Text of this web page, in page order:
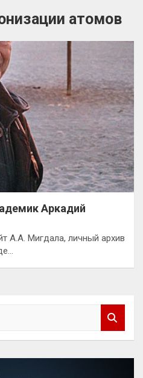
атомов
Аркадий
А.А. Мигдала, личный архив